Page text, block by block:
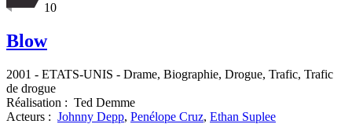
10
Blow
2001 - ETATS-UNIS - Drame, Biographie, Drogue, Trafic, Trafic
de drogue
Réalisation : Ted Demme
Acteurs : Johnny Depp, Penélope Cruz, Ethan Suplee